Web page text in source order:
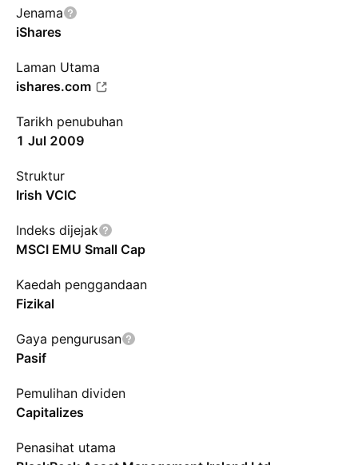
Jenama
iShares
Laman Utama
ishares.com
Tarikh penubuhan
1 Jul 2009
Struktur
Irish VCIC
Indeks dijejak
MSCI EMU Small Cap
Kaedah penggandaan
Fizikal
Gaya pengurusan
Pasif
Pemulihan dividen
Capitalizes
Penasihat utama